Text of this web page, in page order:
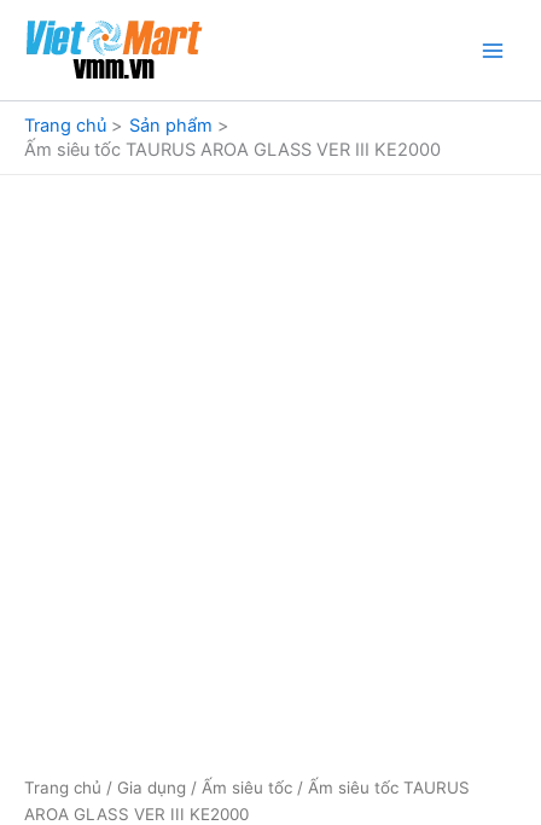
dung
Trang chủ
Sản phẩm
Ấm siêu tốc TAURUS AROA GLASS VER III KE2000
Trang chủ / Gia dụng / Ấm siêu tốc / Ấm siêu tốc TAURUS
AROA GLASS VER III KE2000